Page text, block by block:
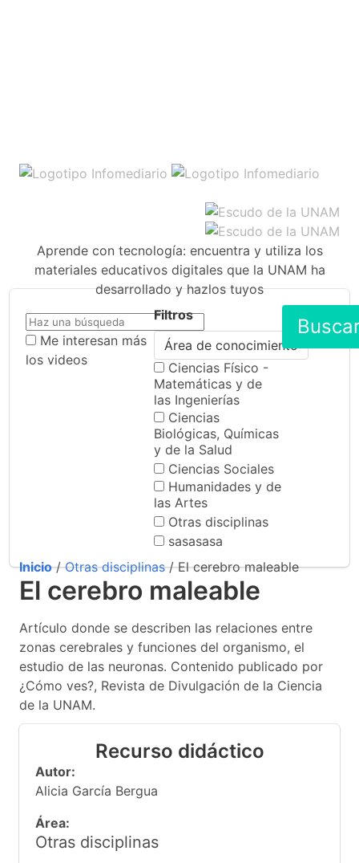
Aprende con tecnología: encuentra y utiliza los
materiales educativos digitales que la UNAM ha
desarrollado y hazlos tuyos
Me interesan más
los videos
Filtros
Área de conocimiento
Ciencias Físico -
Matemáticas y de
las Ingenierías
Ciencias
Biológicas, Químicas
y de la Salud
Ciencias Sociales
Humanidades y de
las Artes
Otras disciplinas
sasasasa
Inicio/Otras disciplinas/ El cerebro maleable
El cerebro maleable
Artículo donde se describen las relaciones entre
zonas cerebrales y funciones del organismo, el
estudio de las neuronas. Contenido publicado por
¿Cómo ves?, Revista de Divulgación de la Ciencia
de la UNAM.
Recurso didáctico
Autor:
Alicia García Bergua
Área:
Otras disciplinas